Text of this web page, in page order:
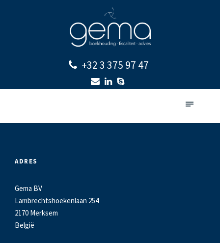
+32 3 375 97 47
ADRES
Gema BV
Lambrechtshoekenlaan 254
2170 Merksem
België